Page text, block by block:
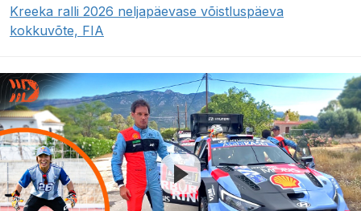
Kreeka ralli 2026 neljapäevase võistluspäeva
kokkuvõte, FIA